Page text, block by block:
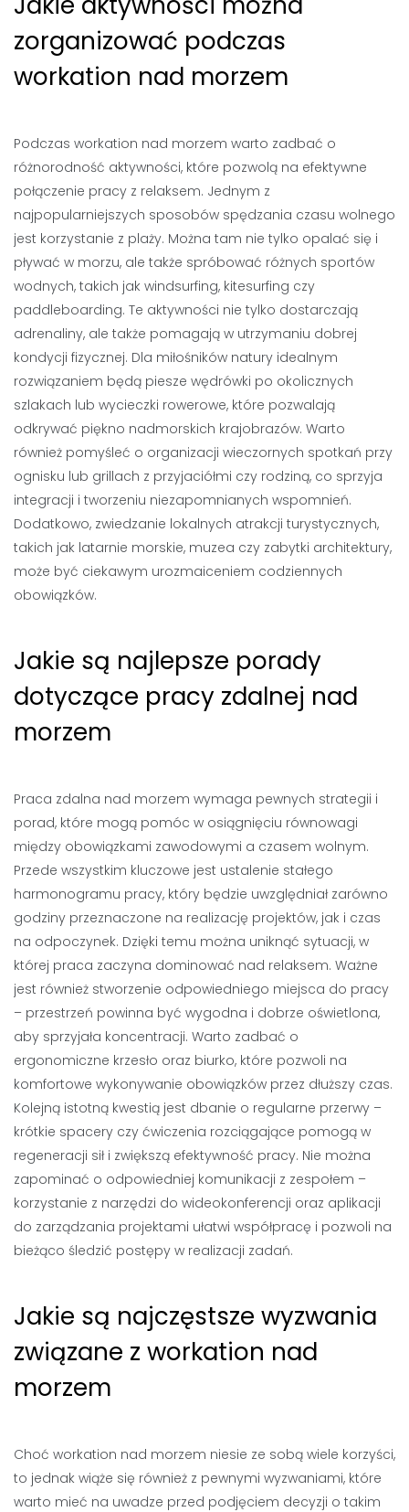
zorganizować podczas
workation nad morzem
Podczas workation nad morzem warto zadbać o
różnorodność aktywności, które pozwolą na efektywne
połączenie pracy z relaksem. Jednym z
najpopularniejszych sposobów spędzania czasu wolnego
jest korzystanie z plaży. Można tam nie tylko opalać się i
pływać w morzu, ale także spróbować różnych sportów
wodnych, takich jak windsurfing, kitesurfing czy
paddleboarding. Te aktywności nie tylko dostarczają
adrenaliny, ale także pomagają w utrzymaniu dobrej
kondycji fizycznej. Dla miłośników natury idealnym
rozwiązaniem będą piesze wędrówki po okolicznych
szlakach lub wycieczki rowerowe, które pozwalają
odkrywać piękno nadmorskich krajobrazów. Warto
również pomyśleć o organizacji wieczornych spotkań przy
ognisku lub grillach z przyjaciółmi czy rodziną, co sprzyja
integracji i tworzeniu niezapomnianych wspomnień.
Dodatkowo, zwiedzanie lokalnych atrakcji turystycznych,
takich jak latarnie morskie, muzea czy zabytki architektury,
może być ciekawym urozmaiceniem codziennych
obowiązków.
Jakie są najlepsze porady
dotyczące pracy zdalnej nad
morzem
Praca zdalna nad morzem wymaga pewnych strategii i
porad, które mogą pomóc w osiągnięciu równowagi
między obowiązkami zawodowymi a czasem wolnym.
Przede wszystkim kluczowe jest ustalenie stałego
harmonogramu pracy, który będzie uwzględniał zarówno
godziny przeznaczone na realizację projektów, jak i czas
na odpoczynek. Dzięki temu można uniknąć sytuacji, w
której praca zaczyna dominować nad relaksem. Ważne
jest również stworzenie odpowiedniego miejsca do pracy
– przestrzeń powinna być wygodna i dobrze oświetlona,
aby sprzyjała koncentracji. Warto zadbać o
ergonomiczne krzesło oraz biurko, które pozwoli na
komfortowe wykonywanie obowiązków przez dłuższy czas.
Kolejną istotną kwestią jest dbanie o regularne przerwy –
krótkie spacery czy ćwiczenia rozciągające pomogą w
regeneracji sił i zwiększą efektywność pracy. Nie można
zapominać o odpowiedniej komunikacji z zespołem –
korzystanie z narzędzi do wideokonferencji oraz aplikacji
do zarządzania projektami ułatwi współpracę i pozwoli na
bieżąco śledzić postępy w realizacji zadań.
Jakie są najczęstsze wyzwania
związane z workation nad
morzem
Choć workation nad morzem niesie ze sobą wiele korzyści,
to jednak wiąże się również z pewnymi wyzwaniami, które
warto mieć na uwadze przed podjęciem decyzji o takim